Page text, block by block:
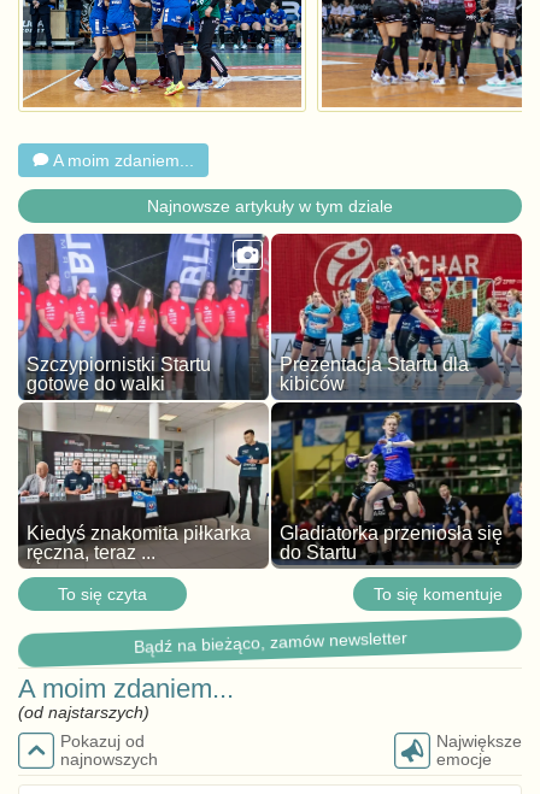
A moim zdaniem...
Najnowsze artykuły w tym dziale
Szczypiornistki Startu
gotowe do walki
Prezentacja Startu dla
kibiców
Kiedyś znakomita piłkarka
ręczna, teraz ...
Gladiatorka przeniosła się
do Startu
To się czyta To się komentuje
Bądź na bieżąco, zamów newsletter
A moim zdaniem...
(od najstarszych)
Pokazuj od
najnowszych
Największe
emocje